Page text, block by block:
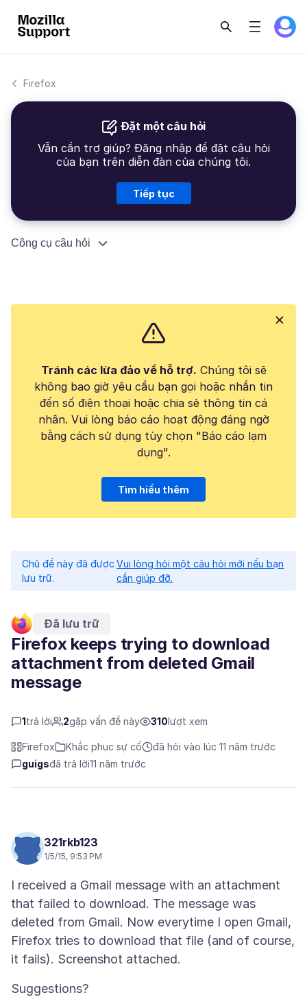
Firefox
Đặt một câu hỏi
Vẫn cần trợ giúp? Đăng nhập để đặt câu hỏi
của bạn trên diễn đàn của chúng tôi.
Tiếp tục
Công cụ câu hỏi
Tránh các lừa đảo về hỗ trợ. Chúng tôi sẽ
không bao giờ yêu cầu bạn gọi hoặc nhắn tin
đến số điện thoại hoặc chia sẻ thông tin cá
nhân. Vui lòng báo cáo hoạt động đáng ngờ
bằng cách sử dụng tùy chọn "Báo cáo lạm
dụng".
Tìm hiểu thêm
Chủ đề này đã được
lưu trữ.
Vui lòng hỏi một câu hỏi mới nếu bạn
cần giúp đỡ.
Đã lưu trữ
Firefox keeps trying to download
attachment from deleted Gmail
message
1trả lời 2gặp vấn đề này 310lượt xem
Firefox Khắc phục sự cố
đã hỏi vào lúc 11 năm trước
guigsđã trả lời11 năm trước
321rkb123
1/5/15, 9:53 PM
I received a Gmail message with an attachment
that failed to download. The message was
deleted from Gmail. Now everytime I open Gmail,
Firefox tries to download that file (and of course,